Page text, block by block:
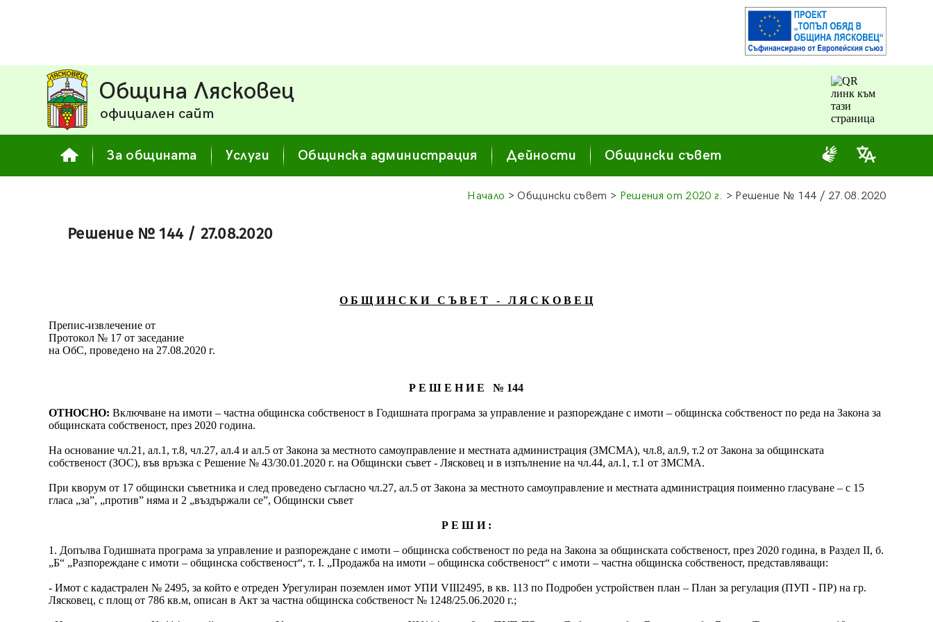
Община Лясковец
официален сайт
За общината Услуги Общинска администрация Дейности Общински съвет
Начало > Общински съвет > Решения от 2020 г. > Решение № 144 / 27.08.2020
Решение № 144 / 27.08.2020
О Б Щ И Н С К И С Ъ В Е Т - Л Я С К О В Е Ц
Препис-извлечение от
Протокол № 17 от заседание
на ОбС, проведено на 27.08.2020 г.
Р Е Ш Е Н И Е № 144
ОТНОСНО:Включване на имоти – частна общинска собственост в Годишната програма за управление и разпореждане с имоти – общинска собственост по реда на Закона за
общинската собственост, през 2020 година.
На основание чл.21, ал.1, т.8, чл.27, ал.4 и ал.5 от Закона за местното самоуправление и местната администрация (ЗМСМА), чл.8, ал.9, т.2 от Закона за общинската
собственост (ЗОС), във връзка с Решение № 43/30.01.2020 г. на Общински съвет - Лясковец и в изпълнение на чл.44, ал.1, т.1 от ЗМСМА.
При кворум от 17 общински съветника и след проведено съгласно чл.27, ал.5 от Закона за местното самоуправление и местната администрация поименно гласуване – с 15
гласа „за”, „против” няма и 2 „въздържали се”, Общински съвет
Р Е Ш И :
1. Допълва Годишната програма за управление и разпореждане с имоти – общинска собственост по реда на Закона за общинската собственост, през 2020 година, в Раздел II, б.
„Б“ „Разпореждане с имоти – общинска собственост“, т. І. „Продажба на имоти – общинска собственост“ с имоти – частна общинска собственост, представляващи:
- Имот с кадастрален № 2495, за който е отреден Урегулиран поземлен имот УПИ VIII2495, в кв. 113 по Подробен устройствен план – План за регулация (ПУП - ПР) на гр.
Лясковец, с площ от 786 кв.м, описан в Акт за частна общинска собственост № 1248/25.06.2020 г.;